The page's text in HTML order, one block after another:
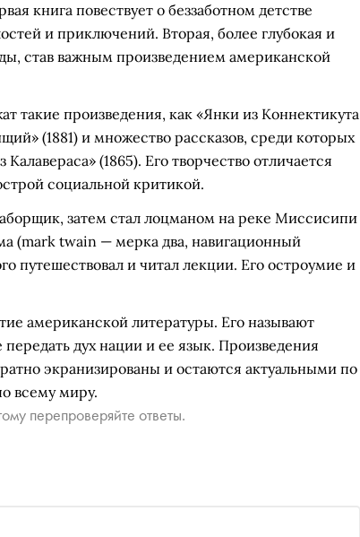
книга повествует о беззаботном детстве
и приключений. Вторая, более глубокая и
став важным произведением американской
такие произведения, как «Янки из Коннектикута
(1881) и множество рассказов, среди которых
(1865). Его творчество отличается
социальной критикой.
затем стал лоцманом на реке Миссисипи
(mark twain — мерка два, навигационный
путешествовал и читал лекции. Его остроумие и
американской литературы. Его называют
дух нации и ее язык. Произведения
экранизированы и остаются актуальными по
всему миру.
перепроверяйте ответы.